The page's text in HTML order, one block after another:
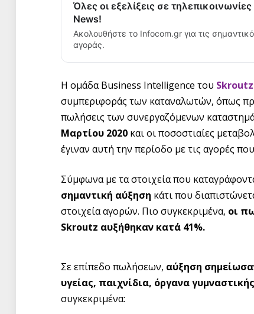
Όλες οι εξελίξεις σε
News!
Ακολουθήστε το Infocom.gr για τις
αγοράς.
Η ομάδα Business Intelligence του Skroutz
συμπεριφοράς των καταναλωτών, όπως
πωλήσεις των συνεργαζόμενων
Μαρτίου 2020 και οι ποσοστιαίες
έγιναν αυτή την περίοδο με τις αγορές
Σύμφωνα με τα στοιχεία που
σημαντική αύξηση κάτι που
στοιχεία αγορών. Πιο συγκεκριμένα, οι
Skroutz αυξήθηκαν κατά 41%.
Σε επίπεδο πωλήσεων, αύξηση
υγείας, παιχνίδια, όργανα
συγκεκριμένα: